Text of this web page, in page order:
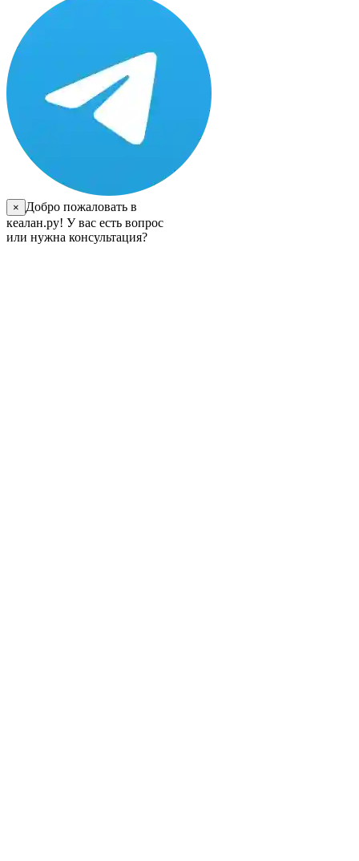
×
Добро пожаловать в
кеалан.ру! У вас есть вопрос
или нужна консультация?